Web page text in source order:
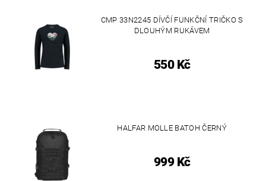
CMP 33N2245 DÍVČÍ FUNKČNÍ TRIČKO S
DLOUHÝM RUKÁVEM
550 Kč
HALFAR MOLLE BATOH ČERNÝ
999 Kč